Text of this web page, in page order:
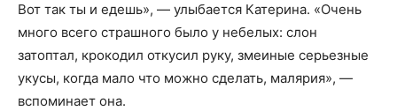
Вот так ты и едешь», — улыбается Катерина. «Очень
много всего страшного было у небелых: слон
затоптал, крокодил откусил руку, змеиные серьезные
укусы, когда мало что можно сделать, малярия», —
вспоминает она.